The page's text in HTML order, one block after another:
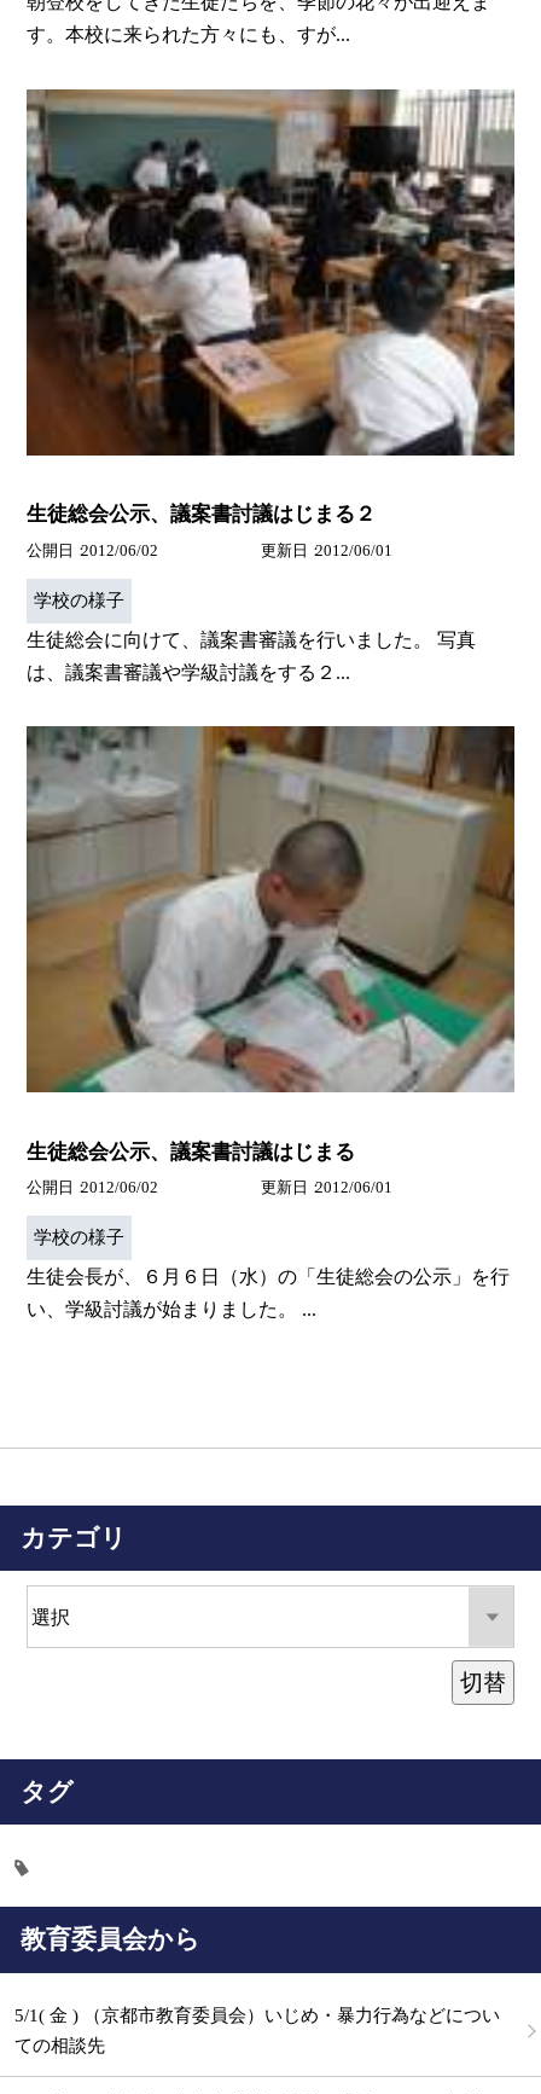
す。本校に来られた方々にも、すが...
生徒総会公示、議案書討議はじまる２
公開日 2012/06/02 更新日 2012/06/01
学校の様子
生徒総会に向けて、議案書審議を行いました。 写真
は、議案書審議や学級討議をする２...
生徒総会公示、議案書討議はじまる
公開日 2012/06/02 更新日 2012/06/01
学校の様子
生徒会長が、６月６日（水）の「生徒総会の公示」を行
い、学級討議が始まりました。 ...
カテゴリ
切替
タグ
教育委員会から
5/1( 金 ) （京都市教育委員会）いじめ・暴力行為などについ
ての相談先